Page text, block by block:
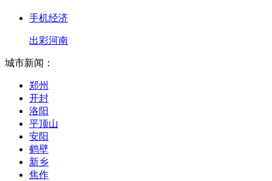
手机经济
出彩河南
城市新闻：
郑州
开封
洛阳
平顶山
安阳
鹤壁
新乡
焦作